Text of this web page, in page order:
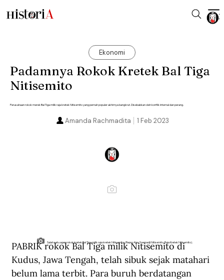
Ekonomi
Padamnya Rokok Kretek Bal Tiga
Nitisemito
Perusahaan rokok merek Bal Tiga milik raja kretek Nitisemito yang pernah populer akhirnya bangkrut. Disebabkan oleh konflik internal dan perang.
1 Feb 2023
Amanda Rachmadita
Salah satu agen rokok kretek Bal Tiga milik raja kretek Nitisemito. (Repro Alex Soemadji Nitisemito, Raja Kretek Nitisemito).
PABRIK rokok Bal Tiga milik Nitisemito di
Kudus, Jawa Tengah, telah sibuk sejak matahari
belum lama terbit. Para buruh berdatangan